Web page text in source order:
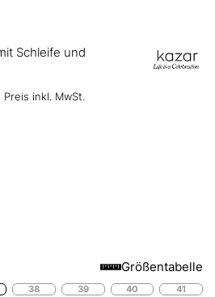
Schleife und
Preis inkl. MwSt.
Größentabelle
38 39 40
41